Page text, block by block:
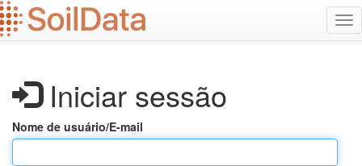
Ir
para
o
Iniciar sessão
Nome de usuário/E-mail